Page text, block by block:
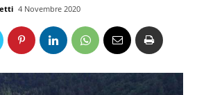
4 Novembre 2020